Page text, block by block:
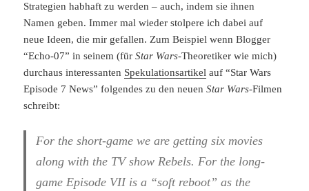
Strategien habhaft zu werden – auch, indem sie ihnen
Namen geben. Immer mal wieder stolpere ich dabei auf
neue Ideen, die mir gefallen. Zum Beispiel wenn Blogger
“Echo-07” in seinem (fürStar Wars-Theoretiker wie mich)
durchaus interessanten Spekulationsartikel auf “Star Wars
Episode 7 News” folgendes zu den neuenStar Wars-Filmen
schreibt:
For the short-game we are getting six movies
along with the TV show Rebels. For the long-
game Episode VII is a “soft reboot” as the